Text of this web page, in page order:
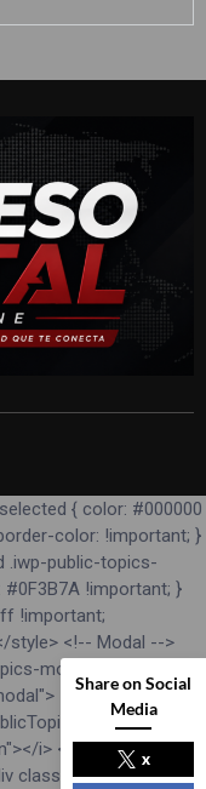
Share on Social
Media
x
{ color: #000000
color: !important; }
.iwp-public-topics-
!important; }
!important;
style> <!-- Modal -->
modal-backdrop
<div class="iwp-
i> </div> <div
class="iwp-public-